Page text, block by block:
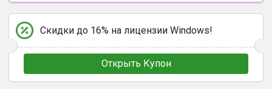
Скидки до 16% на лицензии Windows!
Открыть Купон